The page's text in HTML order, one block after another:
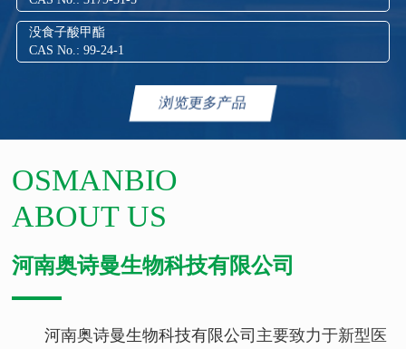
没食子酸甲酯
CAS No.: 99-24-1
浏览更多产品
OSMANBIO
ABOUT US
河南奥诗曼生物科技有限公司
河南奥诗曼生物科技有限公司 主要致力于新型医